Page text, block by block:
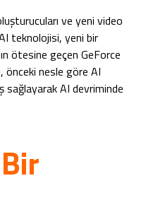
ve yeni video
teknolojisi, yeni bir
ötesine geçen GeForce
nesle göre AI
sağlayarak AI devriminde